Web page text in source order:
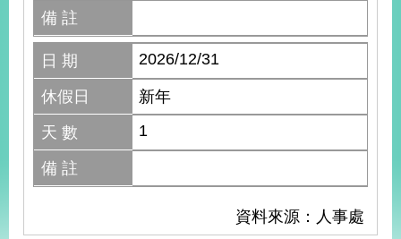
備 註
日 期 2026/12/31
休假日
新年
天 數
1
備 註
資料來源：人事處